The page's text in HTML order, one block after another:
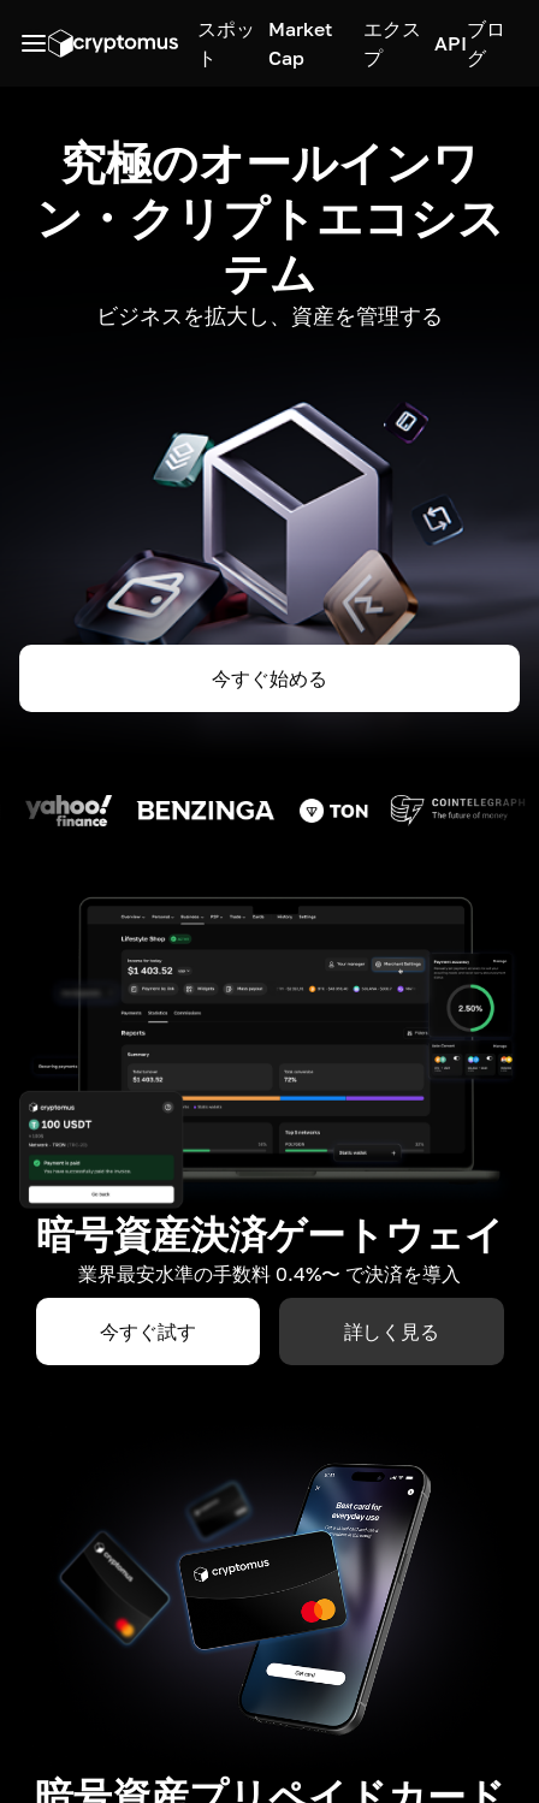
スポッ
ト
Market
Cap
エクス
プ
API
ブロ
グ
究極のオールインワ
ン・クリプトエコシス
テム
ビジネスを拡大し、資産を管理する
今すぐ始める
暗号資産決済ゲートウェイ
業界最安水準の手数料 0.4%〜 で決済を導入
今すぐ試す 詳しく見る